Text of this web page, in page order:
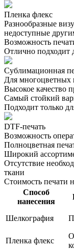
Пленка флекс
Разнообразные
недоступные
Возможность
Отлично подходит
Сублимационная
Для многоцветных
Высокое качество
Самый стойкий
Подходит только
DTF-печать
Возможность
Полноцветная
Широкий
Отсутствие
ткани
Стоимость печати
Способ
нанесения
Шелкография
Пленка флекс